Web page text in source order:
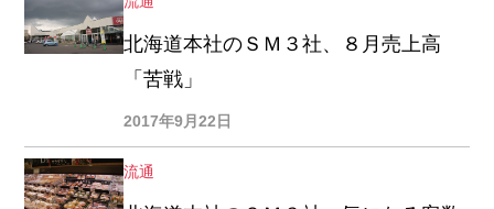
北海道本社のＳＭ３社、８月売上高
「苦戦」
2017年9月22日
流通